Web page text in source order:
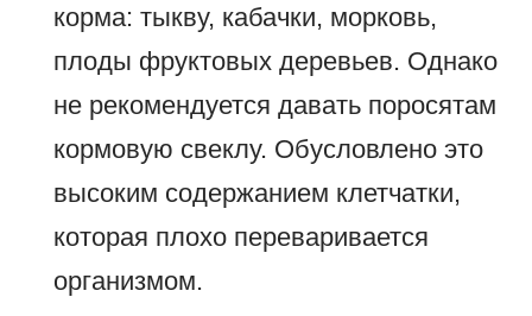
корма: тыкву, кабачки, морковь,
плоды фруктовых деревьев. Однако
не рекомендуется давать поросятам
кормовую свеклу. Обусловлено это
высоким содержанием клетчатки,
которая плохо переваривается
организмом.